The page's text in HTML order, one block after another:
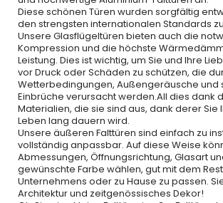
Diese schönen Türen wurden sorgfältig
den strengsten internationalen Standards
Unsere Glasflügeltüren bieten auch die
Kompression und die höchste
Leistung. Dies ist wichtig, um Sie und Ihre
vor Druck oder Schäden zu schützen, die
Wetterbedingungen, Außengeräusche und
Einbrüche verursacht werden.All dies dank
Materialien, die sie sind aus, dank derer Sie
Leben lang dauern wird.
Unsere äußeren Falttüren sind einfach zu
vollständig anpassbar. Auf diese Weise
Abmessungen, Öffnungsrichtung, Glasart
gewünschte Farbe wählen, gut mit dem
Unternehmens oder zu Hause zu passen.
Architektur und zeitgenössisches Dekor!